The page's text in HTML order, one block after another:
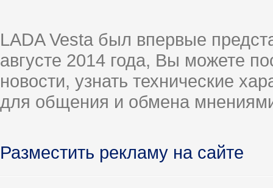
LADA Vesta был впервые
августе 2014 года, Вы можете
новости, узнать технические
для общения и обмена
Разместить рекламу на сайте